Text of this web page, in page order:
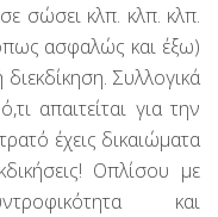
σώσει κλπ. κλπ. κλπ.
ασφαλώς και έξω)
Συλλογικά
απαιτείται για την
έχεις δικαιώματα
Οπλίσου με
και